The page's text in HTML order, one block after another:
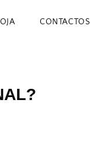
CONTACTOS